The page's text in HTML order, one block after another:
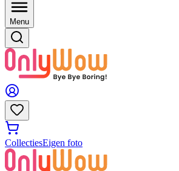
Menu
CollectiesEigen foto